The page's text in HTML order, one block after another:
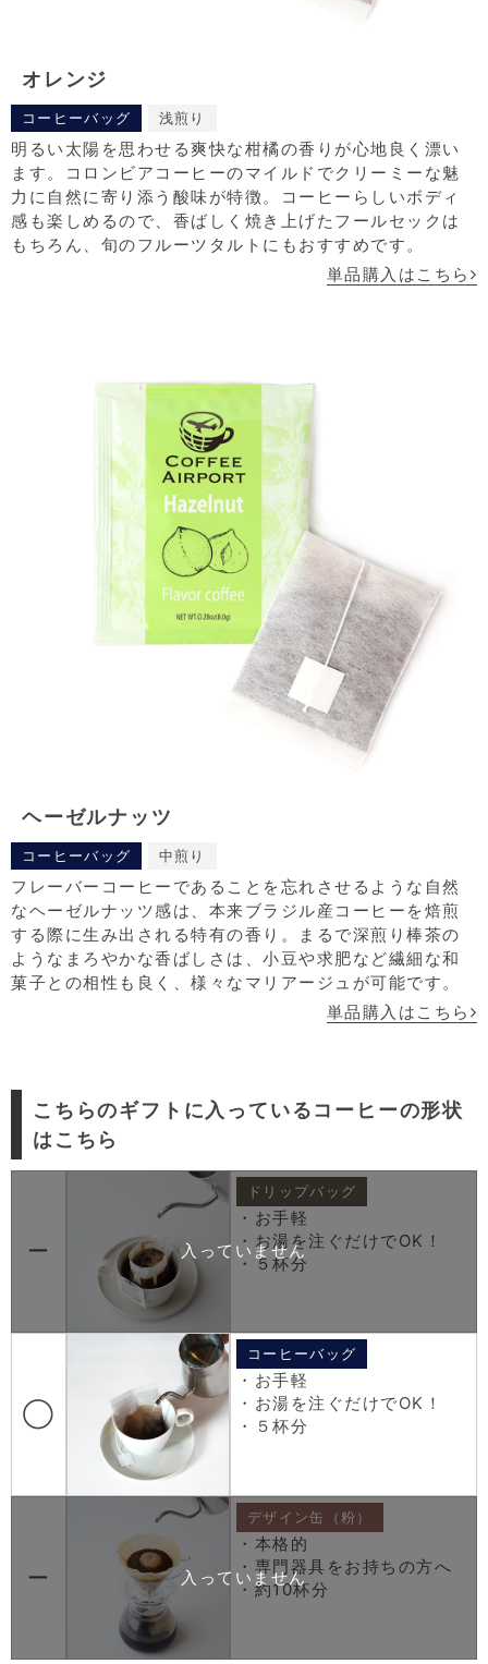
オレンジ
コーヒーバッグ 浅煎り
明るい太陽を思わせる爽快な柑橘の香りが心地良く漂い
ます。コロンビアコーヒーのマイルドでクリーミーな魅
力に自然に寄り添う酸味が特徴。コーヒーらしいボディ
感も楽しめるので、香ばしく焼き上げたフールセックは
もちろん、旬のフルーツタルトにもおすすめです。
単品購入はこちら
ヘーゼルナッツ
コーヒーバッグ 中煎り
フレーバーコーヒーであることを忘れさせるような自然
なヘーゼルナッツ感は、本来ブラジル産コーヒーを焙煎
する際に生み出される特有の香り。まるで深煎り棒茶の
ようなまろやかな香ばしさは、小豆や求肥など繊細な和
菓子との相性も良く、様々なマリアージュが可能です。
単品購入はこちら
こちらのギフトに入っているコーヒーの形状
はこちら
ー
ドリップバッグ
・お手軽
・お湯を注ぐだけでOK！
・５杯分
◯
コーヒーバッグ
・お手軽
・お湯を注ぐだけでOK！
・５杯分
ー
デザイン缶（粉）
・本格的
・専門器具をお持ちの方へ
・約10杯分